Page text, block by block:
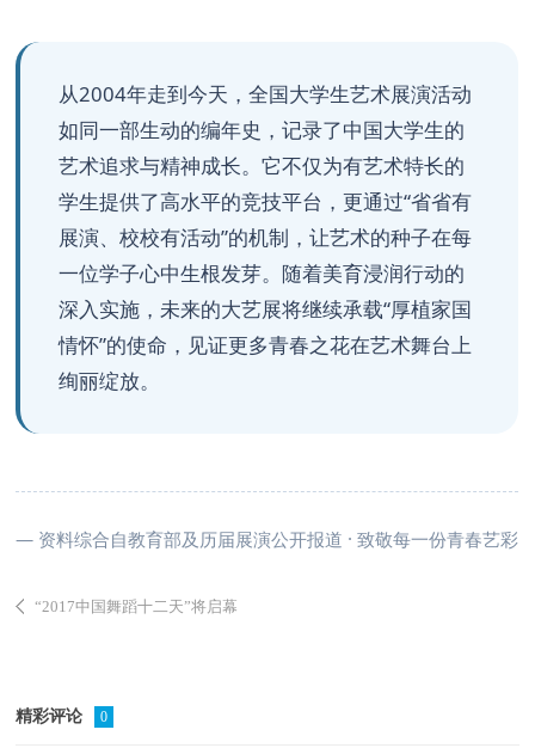
从2004年走到今天，全国大学生艺术展演活动
如同一部生动的编年史，记录了中国大学生的
艺术追求与精神成长。它不仅为有艺术特长的
学生提供了高水平的竞技平台，更通过“省省有
展演、校校有活动”的机制，让艺术的种子在每
一位学子心中生根发芽。随着美育浸润行动的
深入实施，未来的大艺展将继续承载“厚植家国
情怀”的使命，见证更多青春之花在艺术舞台上
绚丽绽放。
— 资料综合自教育部及历届展演公开报道 · 致敬每一份青春艺彩
“2017中国舞蹈十二天”将启幕
精彩评论 0